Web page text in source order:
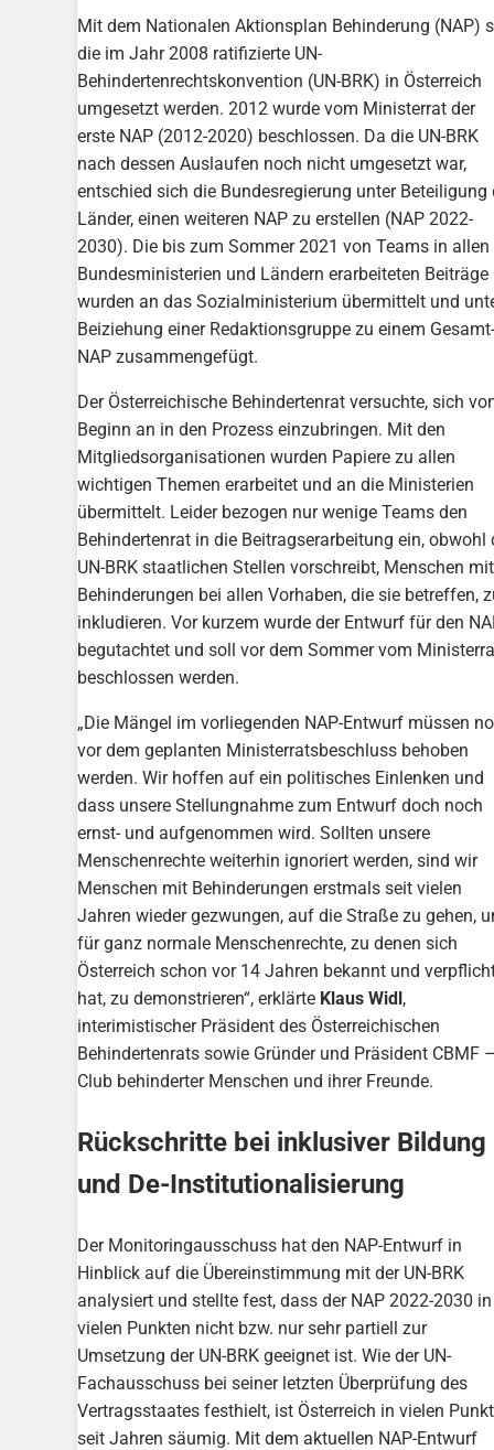
Mit dem Nationalen Aktionsplan Behinderung (NAP)
die im Jahr 2008 ratifizierte UN-
Behindertenrechtskonvention (UN-BRK) in Österreich
umgesetzt werden. 2012 wurde vom Ministerrat der
erste NAP (2012-2020) beschlossen. Da die UN-BRK
nach dessen Auslaufen noch nicht umgesetzt war,
entschied sich die Bundesregierung unter Beteiligung
Länder, einen weiteren NAP zu erstellen (NAP 2022-
2030). Die bis zum Sommer 2021 von Teams in allen
Bundesministerien und Ländern erarbeiteten Beiträge
wurden an das Sozialministerium übermittelt und
Beiziehung einer Redaktionsgruppe zu einem Gesamt-
NAP zusammengefügt.
Der Österreichische Behindertenrat versuchte, sich
Beginn an in den Prozess einzubringen. Mit den
Mitgliedsorganisationen wurden Papiere zu allen
wichtigen Themen erarbeitet und an die Ministerien
übermittelt. Leider bezogen nur wenige Teams den
Behindertenrat in die Beitragserarbeitung ein, obwohl
UN-BRK staatlichen Stellen vorschreibt, Menschen mit
Behinderungen bei allen Vorhaben, die sie betreffen,
inkludieren. Vor kurzem wurde der Entwurf für den
begutachtet und soll vor dem Sommer vom
beschlossen werden.
„Die Mängel im vorliegenden NAP-Entwurf müssen
vor dem geplanten Ministerratsbeschluss behoben
werden. Wir hoffen auf ein politisches Einlenken und
dass unsere Stellungnahme zum Entwurf doch noch
ernst- und aufgenommen wird. Sollten unsere
Menschenrechte weiterhin ignoriert werden, sind wir
Menschen mit Behinderungen erstmals seit vielen
Jahren wieder gezwungen, auf die Straße zu gehen,
für ganz normale Menschenrechte, zu denen sich
Österreich schon vor 14 Jahren bekannt und
hat, zu demonstrieren“, erklärte Klaus Widl,
interimistischer Präsident des Österreichischen
Behindertenrats sowie Gründer und Präsident CBMF
Club behinderter Menschen und ihrer Freunde.
Rückschritte bei inklusiver Bildung
und De-Institutionalisierung
Der Monitoringausschuss hat den NAP-Entwurf in
Hinblick auf die Übereinstimmung mit der UN-BRK
analysiert und stellte fest, dass der NAP 2022-2030 in
vielen Punkten nicht bzw. nur sehr partiell zur
Umsetzung der UN-BRK geeignet ist. Wie der UN-
Fachausschuss bei seiner letzten Überprüfung des
Vertragsstaates festhielt, ist Österreich in vielen
seit Jahren säumig. Mit dem aktuellen NAP-Entwurf